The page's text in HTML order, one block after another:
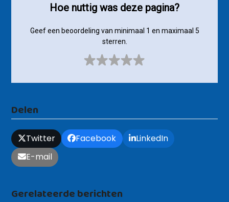
Hoe nuttig was deze pagina?
Geef een beoordeling van minimaal 1 en maximaal 5
sterren.
Delen
Twitter Facebook
LinkedIn
E-mail
Gerelateerde berichten